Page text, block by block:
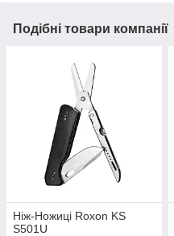
Подібні товари компанії
Ніж-Ножиці Roxon KS
S501U